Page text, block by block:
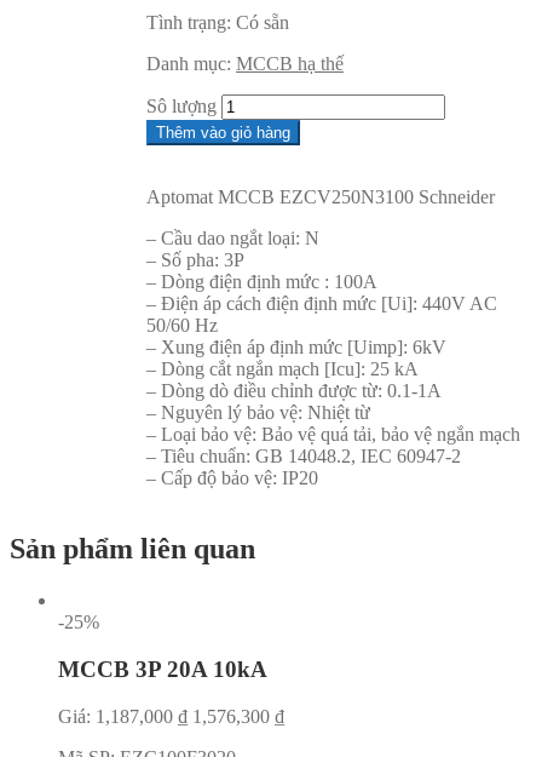
Tình trạng: Có sẵn
Danh mục: MCCB hạ thế
Sô lượng
Thêm vào giỏ hàng
Aptomat MCCB EZCV250N3100 Schneider
– Cầu dao ngắt loại: N
– Số pha: 3P
– Dòng điện định mức : 100A
– Điện áp cách điện định mức [Ui]: 440V AC
50/60 Hz
– Xung điện áp định mức [Uimp]: 6kV
– Dòng cắt ngắn mạch [Icu]: 25 kA
– Dòng dò điều chỉnh được từ: 0.1-1A
– Nguyên lý bảo vệ: Nhiệt từ
– Loại bảo vệ: Bảo vệ quá tải, bảo vệ ngắn mạch
– Tiêu chuẩn: GB 14048.2, IEC 60947-2
– Cấp độ bảo vệ: IP20
Sản phẩm liên quan
-25%
MCCB 3P 20A 10kA
Giá: 1,187,000 ₫ 1,576,300 ₫